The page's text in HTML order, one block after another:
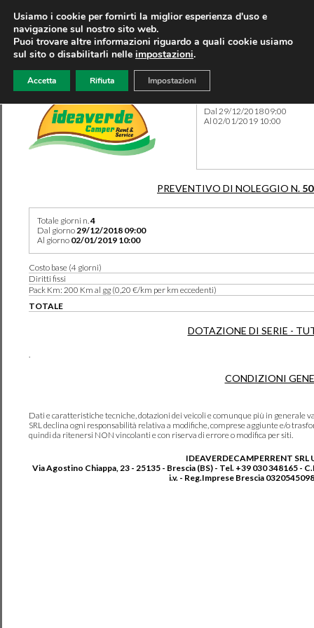
Dal 29/12/2018 09:00
Al 02/01/2019 10:00
PREVENTIVO DI NOLEGGIO N.
Totale giorni n.4
Dal giorno29/12/2018 09:00
Al giorno 02/01/2019 10:00
Costo base (4 giorni)
Diritti fissi
Pack Km: 200 Km al gg (0,20 €/km per km eccedenti)
TOTALE
DOTAZIONE DI SERIE -
.
CONDIZIONI
Dati e caratteristiche tecniche, dotazioni dei veicoli e comunque più in generale
SRL declina ogni responsabilità relativa a modifiche, comprese aggiunte e/o
quindi da ritenersi NON vincolanti e con riserva di errore o modifica per siti.
IDEAVERDECAMPERRENT SRL
Via Agostino Chiappa, 23 - 25135 - Brescia (BS) - Tel. +39 030 348165 -
i.v. - Reg.Imprese Brescia
Usiamo i cookie per fornirti la miglior esperienza d'uso e
navigazione sul nostro sito web.
Puoi trovare altre informazioni riguardo a quali cookie usiamo
sul sito o disabilitarli nelle impostazioni.
Accetta Rifiuta Impostazioni